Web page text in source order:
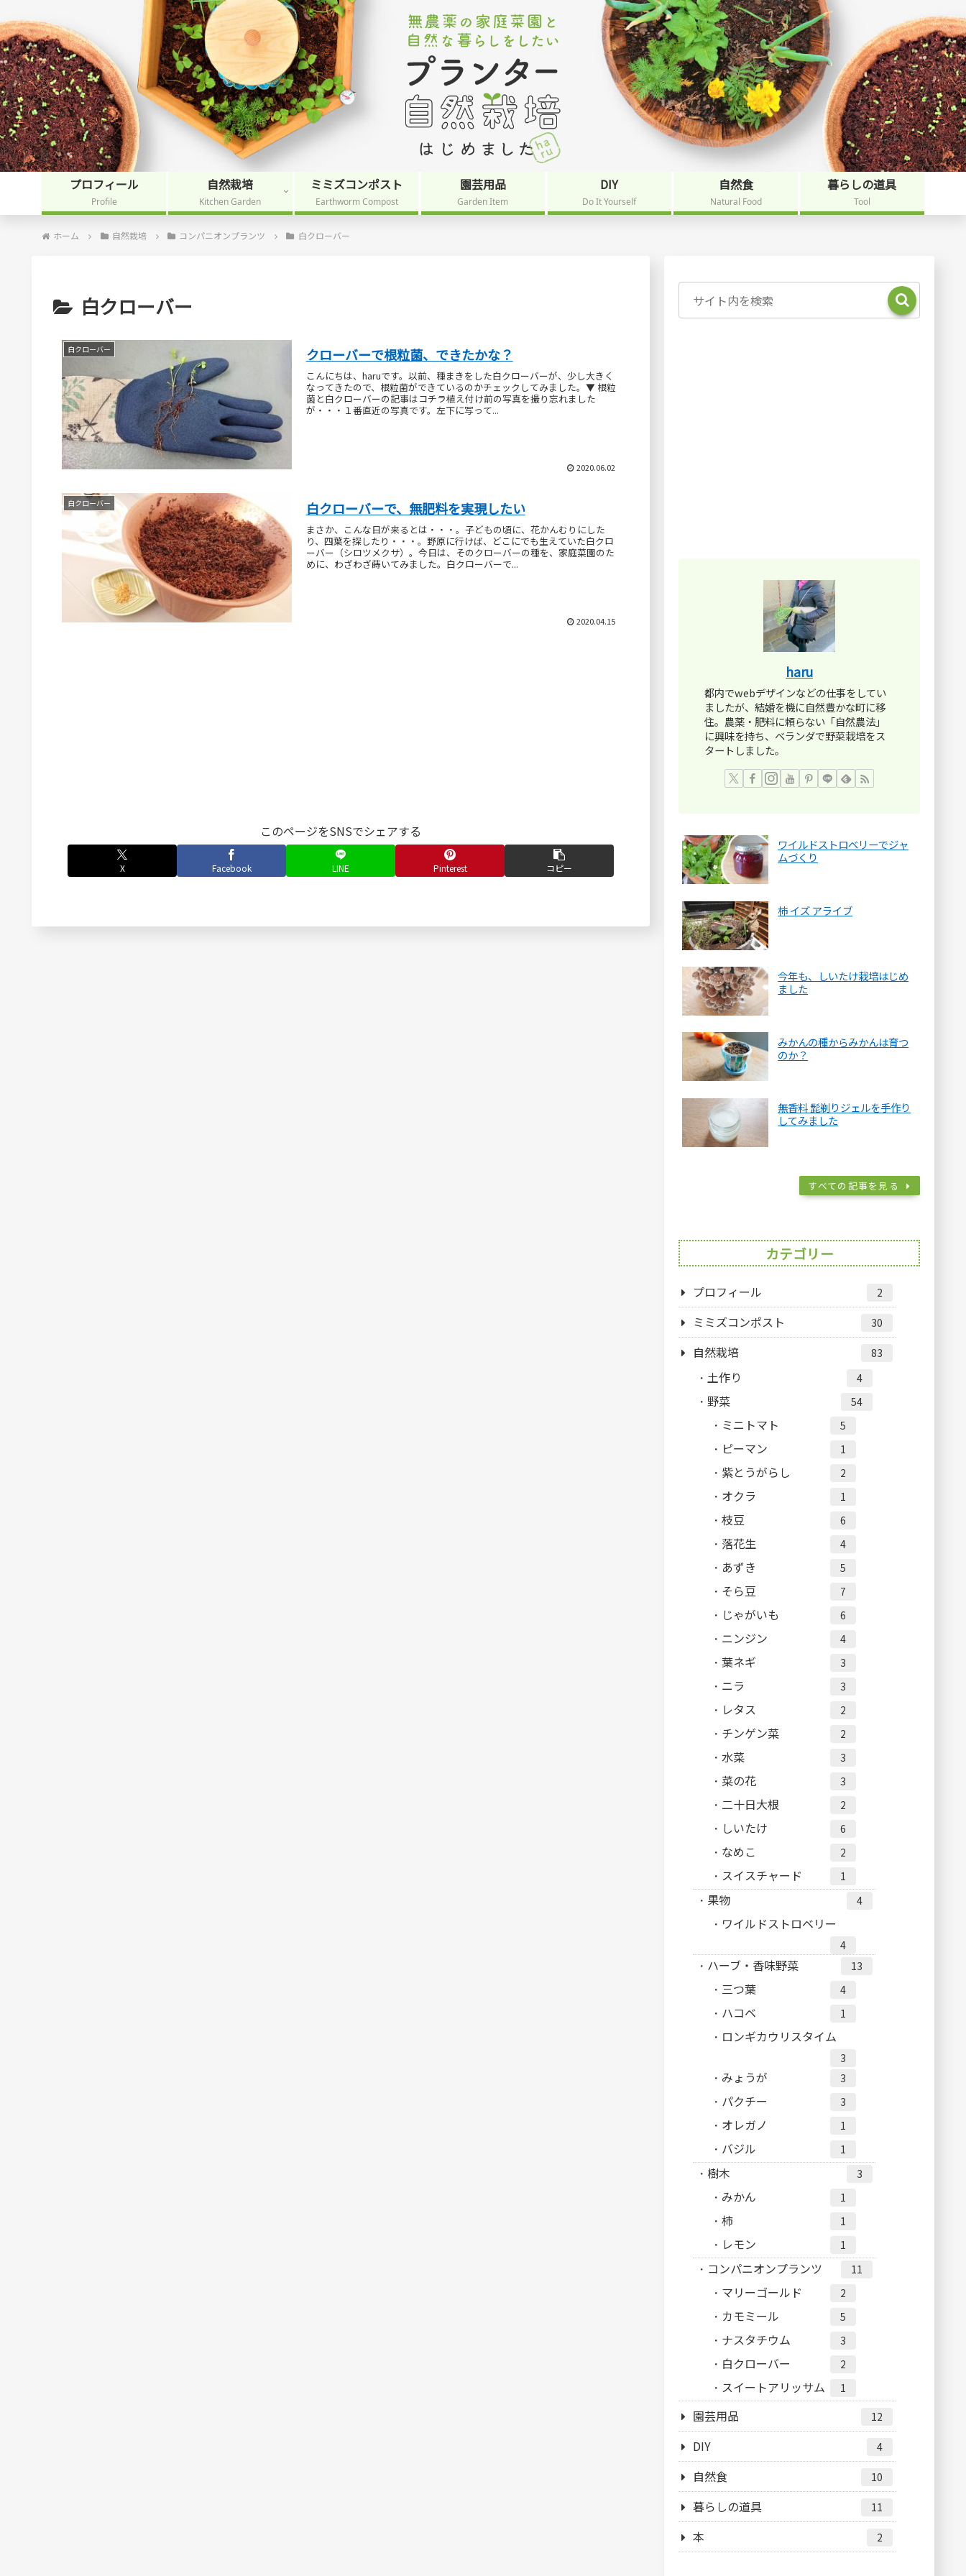
プロフィール
Profile
自然栽培
Kitchen Garden
ミミズコンポスト
Earthworm Compost
園芸用品
Garden Item
DIY
Do It Yourself
自然食
Natural Food
暮らしの道具
Tool
ホーム 自然栽培 コンパニオンプランツ 白クローバー
白クローバー
白クローバー クローバーで根粒菌、できたかな？
こんにちは、haruです。以前、種まきをした白クローバーが、少し大きく
なってきたので、根粒菌ができているのかチェックしてみました。▼ 根粒
菌と白クローバーの記事はコチラ植え付け前の写真を撮り忘れました
が・・・１番直近の写真です。左下に写って...
2020.06.02
白クローバー 白クローバーで、無肥料を実現したい
まさか、こんな日が来るとは・・・。子どもの頃に、花かんむりにした
り、四葉を探したり・・・。野原に行けば、どこにでも生えていた白クロ
ーバー（シロツメクサ）。今日は、そのクローバーの種を、家庭菜園のた
めに、わざわざ蒔いてみました。白クローバーで...
2020.04.15
このページをSNSでシェアする
X Facebook LINE Pinterest コピー
haru
都内でwebデザインなどの仕事をしてい
ましたが、結婚を機に自然豊かな町に移
住。農薬・肥料に頼らない「自然農法」
に興味を持ち、ベランダで野菜栽培をス
タートしました。
ワイルドストロベリーでジャ
ムづくり
柿 イズ アライブ
今年も、しいたけ栽培はじめ
ました
みかんの種からみかんは育つ
のか？
無香料 髭剃りジェルを手作り
してみました
すべての記事を見る
カテゴリー
プロフィール 2
ミミズコンポスト 30
自然栽培 83
土作り 4
野菜 54
ミニトマト 5
ピーマン 1
紫とうがらし 2
オクラ 1
枝豆 6
落花生 4
あずき 5
そら豆 7
じゃがいも 6
ニンジン 4
葉ネギ 3
ニラ 3
レタス 2
チンゲン菜 2
水菜 3
菜の花 3
二十日大根 2
しいたけ 6
なめこ 2
スイスチャード 1
果物 4
ワイルドストロベリー
4
ハーブ・香味野菜 13
三つ葉 4
ハコベ 1
ロンギカウリスタイム
3
みょうが 3
パクチー 3
オレガノ 1
バジル 1
樹木 3
みかん 1
柿 1
レモン 1
コンパニオンプランツ 11
マリーゴールド 2
カモミール 5
ナスタチウム 3
白クローバー 2
スイートアリッサム 1
園芸用品 12
DIY 4
自然食 10
暮らしの道具 11
本 2